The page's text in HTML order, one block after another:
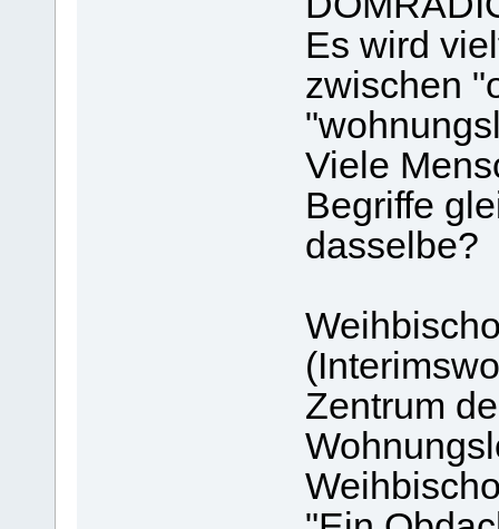
Es wird
zwischen
Viele
Begriffe
dasselbe?
Zentrum